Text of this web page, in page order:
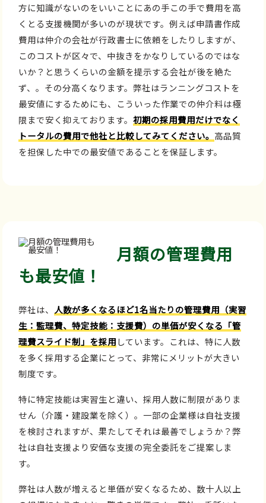
方に知識がないのをいいことにあの手この手で費用を高
くとる支援機関が多いのが現状です。例えば申請書作成
費用は仲介の会社が行政書士に依頼をしたりしますが、
このコストが区々で、中抜きをかなりしているのではな
いか？と思うくらいの金額を提示する会社が後を絶た
ず、。その分高くなります。弊社はランニングコストを
最安値にするためにも、こういった作業での仲介料は極
限まで安く抑えております。初期の採用費用だけでなく
トータルの費用で他社と比較してみてください。 高品質
を担保した中での最安値であることを保証します。
月額の管理費用
も最安値！
弊社は、 人数が多くなるほど1名当たりの管理費用（実習
生：監理費、特定技能：支援費）の単価が安くなる「管
理費スライド制」を採用しています。これは、特に人数
を多く採用する企業にとって、非常にメリットが大きい
制度です。
特に特定技能は実習生と違い、採用人数に制限がありま
せん（介護・建設業を除く）。一部の企業様は自社支援
を検討されますが、果たしてそれは最善でしょうか？弊
社は自社支援より安価な支援の完全委託をご提案しま
す。
弊社は人数が増えると単価が安くなるため、数十人以上